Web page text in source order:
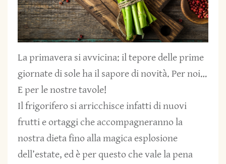
La primavera si avvicina: il tepore delle prime
giornate di sole ha il sapore di novità. Per noi…
E per le nostre tavole!
Il frigorifero si arricchisce infatti di nuovi
frutti e ortaggi che accompagneranno la
nostra dieta fino alla magica esplosione
dell’estate, ed è per questo che vale la pena